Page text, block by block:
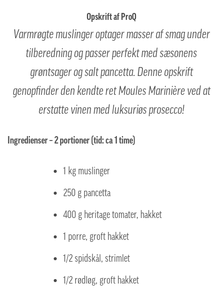
Opskrift af ProQ
Varmrøgte muslinger optager masser af smag under
tilberedning og passer perfekt med sæsonens
grøntsager og salt pancetta. Denne opskrift
genopfinder den kendte ret Moules Marinière ved at
erstatte vinen med luksuriøs prosecco!
Ingredienser – 2 portioner (tid: ca 1 time)
1 kg muslinger
250 g pancetta
400 g heritage tomater, hakket
1 porre, groft hakket
1/2 spidskål, strimlet
1/2 rødløg, groft hakket